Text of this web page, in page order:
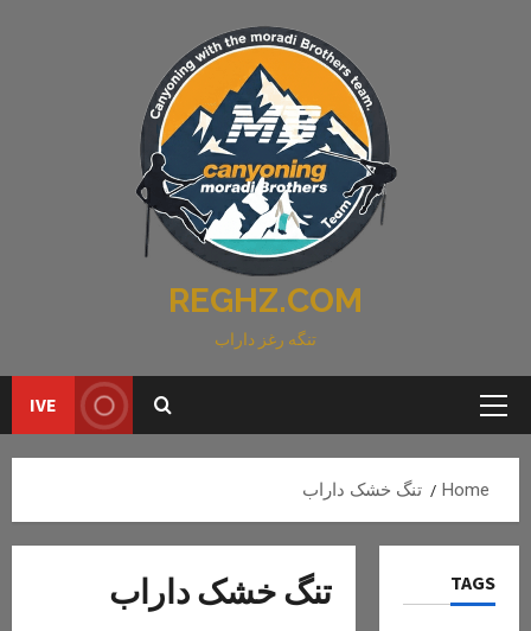
REGHZ.COM
تنگه رغز داراب
Primary
IVE
Home تنگ خشک داراب
تنگ خشک داراب TAGS